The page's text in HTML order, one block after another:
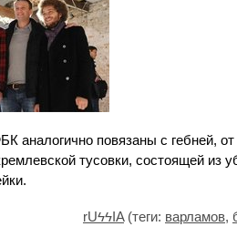
аналогично повязаны с гебней,
тусовки, состоящей из
rUϟϟIA(теги: варламов,